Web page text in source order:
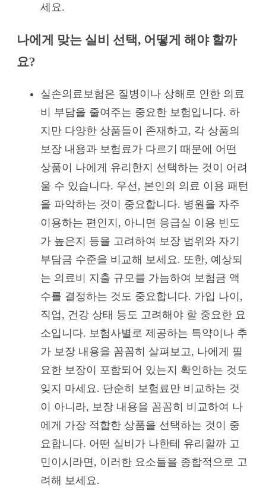
세요.
나에게 맞는 실비 선택, 어떻게 해야 할까
요?
실손의료보험은 질병이나 상해로 인한 의료
비 부담을 줄여주는 중요한 보험입니다. 하
지만 다양한 상품들이 존재하고, 각 상품의
보장 내용과 보험료가 다르기 때문에 어떤
상품이 나에게 유리한지 선택하는 것이 어려
울 수 있습니다. 우선, 본인의 의료 이용 패턴
을 파악하는 것이 중요합니다. 병원을 자주
이용하는 편인지, 아니면 응급실 이용 빈도
가 높은지 등을 고려하여 보장 범위와 자기
부담금 수준을 비교해 보세요. 또한, 예상되
는 의료비 지출 규모를 가늠하여 보험금 액
수를 결정하는 것도 중요합니다. 가입 나이,
직업, 건강 상태 등도 고려해야 할 중요한 요
소입니다. 보험사별로 제공하는 특약이나 추
가 보장 내용을 꼼꼼히 살펴보고, 나에게 필
요한 보장이 포함되어 있는지 확인하는 것도
잊지 마세요. 단순히 보험료만 비교하는 것
이 아니라, 보장 내용을 꼼꼼히 비교하여 나
에게 가장 적합한 상품을 선택하는 것이 중
요합니다. 어떤 실비가 나한테 유리할까 고
민이시라면, 이러한 요소들을 종합적으로 고
려해 보세요.